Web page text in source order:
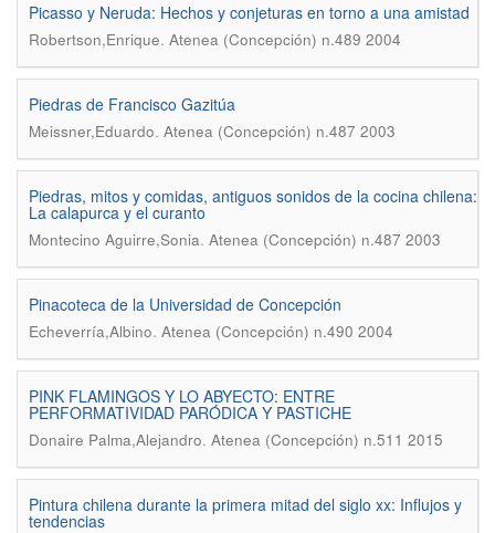
Picasso y Neruda: Hechos y conjeturas en torno a una amistad
Robertson,Enrique. Atenea (Concepción) n.489 2004
Piedras de Francisco Gazitúa
Meissner,Eduardo. Atenea (Concepción) n.487 2003
Piedras, mitos y comidas, antiguos sonidos de la cocina chilena:
La calapurca y el curanto
Montecino Aguirre,Sonia. Atenea (Concepción) n.487 2003
Pinacoteca de la Universidad de Concepción
Echeverría,Albino. Atenea (Concepción) n.490 2004
PINK FLAMINGOS Y LO ABYECTO: ENTRE
PERFORMATIVIDAD PARÓDICA Y PASTICHE
Donaire Palma,Alejandro. Atenea (Concepción) n.511 2015
Pintura chilena durante la primera mitad del siglo xx: Influjos y
tendencias